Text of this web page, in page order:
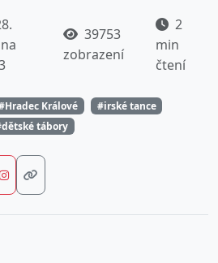
39753
zobrazení
2
min
čtení
Králové
#irské tance
tábory